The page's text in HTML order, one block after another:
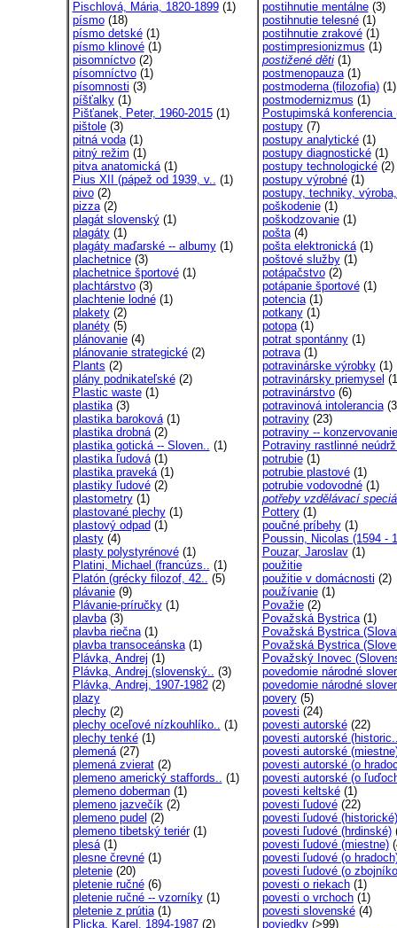
Pischlová, Mária, 1820-1899(1)
písmo(18)
písmo detské(1)
písmo klinové(1)
pisomníctvo(2)
písomníctvo(1)
písomnosti (3)
píšťalky(1)
Pišťanek, Peter, 1960-2015(1)
pištole(3)
pitná voda(1)
pitný režim (1)
pitva anatomická(1)
Pius XII (pápež od 1939, v.. (1)
pivo(2)
pizza(2)
plagát slovenský(1)
plagáty(1)
plagáty maďarské -- albumy(1)
plachetnice(3)
plachetnice športové(1)
plachtárstvo(3)
plachtenie lodné(1)
plakety(2)
planéty(5)
plánovanie(4)
plánovanie strategické(2)
Plants (2)
plány podnikateľské(2)
Plastic waste(1)
plastika(3)
plastika baroková(1)
plastika drobná(2)
plastika gotická -- Sloven.. (1)
plastika ľudová(1)
plastika praveká(1)
plastiky ľudové(2)
plastometry(1)
plastované plechy(1)
plastový odpad (1)
plasty(4)
plasty polystyrénové(1)
Platini, Michael (francúzs.. (1)
Platón (grécky filozof, 42.. (5)
plávanie(9)
Plávanie-príručky(1)
plavba(3)
plavba riečna(1)
plavba transoceánska(1)
Plávka, Andrej (1)
Plávka, Andrej (slovenský.. (3)
Plávka, Andrej, 1907-1982(2)
plazy
plechy(2)
plechy oceľové nízkouhlíko.. (1)
plechy tenké(1)
plemená(27)
plemená zvierat(2)
plemeno americký staffords.. (1)
plemeno doberman(1)
plemeno jazvečík(2)
plemeno pudel (2)
plemeno tibetský teriér(1)
plesá(1)
plesne črevné(1)
pletenie(20)
pletenie ručné(6)
pletenie ručné -- vzorníky(1)
pletenie z prútia(1)
Plicka, Karel, 1894-1987(2)
postihnutie mentálne(3)
postihnutie telesné(1)
postihnutie zrakové(1)
postimpresionizmus (1)
postižené děti(1)
postmenopauza(1)
postmoderna (filozofia)(1)
postmodernizmus (1)
Postupimská konferencia
postupy(7)
postupy analytické(1)
postupy diagnostické(1)
postupy technologické(2)
postupy výrobné(1)
postupy, techniky,
poškodenie(1)
poškodzovanie(1)
pošta(4)
pošta elektronická(1)
poštové služby(1)
potápačstvo(2)
potápanie športové(1)
potencia(1)
potkany(1)
potopa(1)
potrat spontánny(1)
potrava(1)
potravinárske výrobky(1)
potravinársky priemysel
potravinárstvo(6)
potravinová intolerancia
potraviny(23)
potraviny --
Potraviny rastlinné
potrubie(1)
potrubie plastové(1)
potrubie vodovodné(1)
potřeby vzdělávací
Pottery(1)
poučné príbehy(1)
Poussin, Nicolas (1594 -
Pouzar, Jaroslav(1)
použitie
použitie v domácnosti (2)
používanie(1)
Považie(2)
Považská Bystrica(1)
Považská Bystrica
Považská Bystrica
Považský Inovec
povedomie národné
povedomie národné
povery(5)
povesti (24)
povesti autorské(22)
povesti autorské
povesti autorské
povesti autorské (o
povesti autorské (o
povesti keltské(1)
povesti ľudové(22)
povesti ľudové (historické)
povesti ľudové (hrdinské)
povesti ľudové (miestne)
povesti ľudové (o
povesti ľudové (o
povesti o riekach(1)
povesti o vrchoch(1)
povesti slovenské(4)
poviedky(>99)